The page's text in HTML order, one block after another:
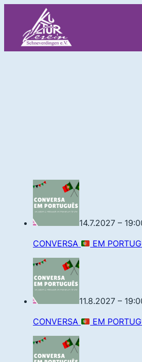
springen
14.7.2027 –
CONVERSA
EM
11.8.2027 –
CONVERSA
EM